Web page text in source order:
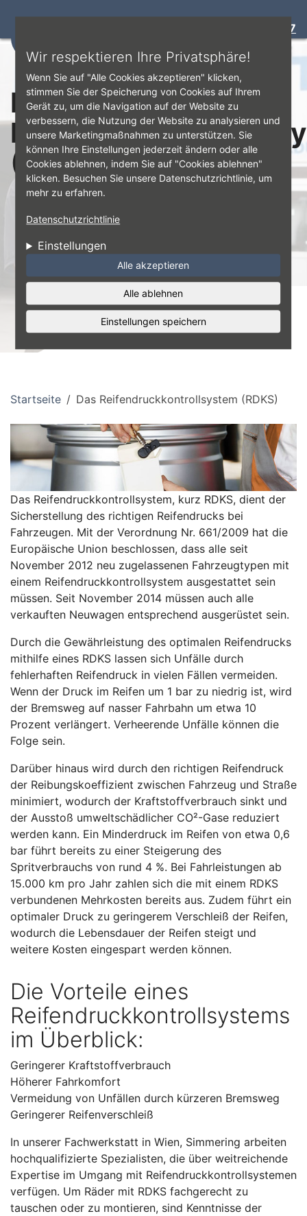
Wir respektieren Ihre Privatsphäre!
Wenn Sie auf "Alle Cookies akzeptieren" klicken,
stimmen Sie der Speicherung von Cookies auf Ihrem
Gerät zu, um die Navigation auf der Website zu
verbessern, die Nutzung der Website zu analysieren und
unsere Marketingmaßnahmen zu unterstützen. Sie
können Ihre Einstellungen jederzeit ändern oder alle
Cookies ablehnen, indem Sie auf "Cookies ablehnen"
klicken. Besuchen Sie unsere Datenschutzrichtlinie, um
mehr zu erfahren.
Datenschutzrichtlinie
Einstellungen
Alle akzeptieren
Alle ablehnen
Einstellungen speichern
Direkt zum Inhalt
4.7
Das
(RDKS)
Startseite Das Reifendruckkontrollsystem (RDKS)
Das Reifendruckkontrollsystem, kurz RDKS, dient der
Sicherstellung des richtigen Reifendrucks bei
Fahrzeugen. Mit der Verordnung Nr. 661/2009 hat die
Europäische Union beschlossen, dass alle seit
November 2012 neu zugelassenen Fahrzeugtypen mit
einem Reifendruckkontrollsystem ausgestattet sein
müssen. Seit November 2014 müssen auch alle
verkauften Neuwagen entsprechend ausgerüstet sein.
Durch die Gewährleistung des optimalen Reifendrucks
mithilfe eines RDKS lassen sich Unfälle durch
fehlerhaften Reifendruck in vielen Fällen vermeiden.
Wenn der Druck im Reifen um 1 bar zu niedrig ist, wird
der Bremsweg auf nasser Fahrbahn um etwa 10
Prozent verlängert. Verheerende Unfälle können die
Folge sein.
Darüber hinaus wird durch den richtigen Reifendruck
der Reibungskoeffizient zwischen Fahrzeug und Straße
minimiert, wodurch der Kraftstoffverbrauch sinkt und
der Ausstoß umweltschädlicher CO²-Gase reduziert
werden kann. Ein Minderdruck im Reifen von etwa 0,6
bar führt bereits zu einer Steigerung des
Spritverbrauchs von rund 4 %. Bei Fahrleistungen ab
15.000 km pro Jahr zahlen sich die mit einem RDKS
verbundenen Mehrkosten bereits aus. Zudem führt ein
optimaler Druck zu geringerem Verschleiß der Reifen,
wodurch die Lebensdauer der Reifen steigt und
weitere Kosten eingespart werden können.
Die Vorteile eines
Reifendruckkontrollsystems
im Überblick:
Geringerer Kraftstoffverbrauch
Höherer Fahrkomfort
Vermeidung von Unfällen durch kürzeren Bremsweg
Geringerer Reifenverschleiß
In unserer Fachwerkstatt in Wien, Simmering arbeiten
hochqualifizierte Spezialisten, die über weitreichende
Expertise im Umgang mit Reifendruckkontrollsystemen
verfügen. Um Räder mit RDKS fachgerecht zu
tauschen oder zu montieren, sind Kenntnisse der